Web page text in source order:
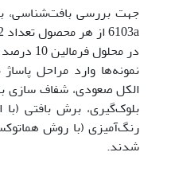
در
نمونه‌ها وارد مراحل
الکل صعودی، شفاف سازی
بلوک‌گیری، برش بافتی (با
رنگ‌آمیزی (با روش
شدند.